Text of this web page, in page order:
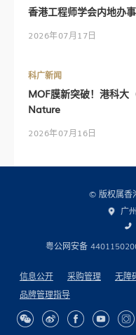
香港工程师学会内地办
2026年07月17日
科广新闻
MOF膜新突破！港科大
Nature
2026年07月16日
© 版权属香
广
粤公网安备
信息公开 采购管理 无障
品牌管理指导